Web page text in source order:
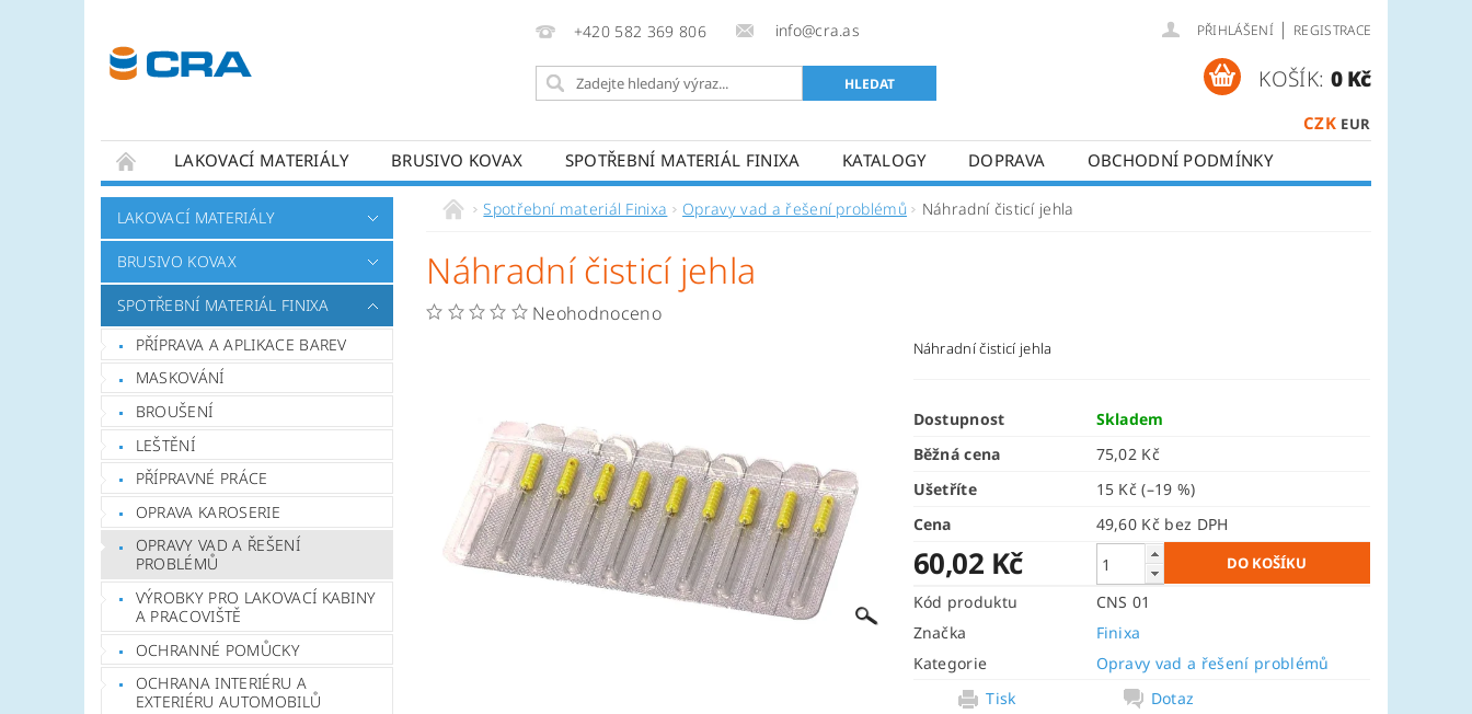
+420 582 369 806 info@cra.as PŘIHLÁŠENÍ | REGISTRACE
CZK EUR
KOŠÍK: 0 Kč
LAKOVACÍ MATERIÁLY BRUSIVO KOVAX SPOTŘEBNÍ MATERIÁL FINIXA KATALOGY DOPRAVA
OBCHODNÍ PODMÍNKY
KONTAKTY
LAKOVACÍ MATERIÁLY
BRUSIVO KOVAX
SPOTŘEBNÍ MATERIÁL FINIXA
PŘÍPRAVA A APLIKACE BAREV
MASKOVÁNÍ
BROUŠENÍ
LEŠTĚNÍ
PŘÍPRAVNÉ PRÁCE
OPRAVA KAROSERIE
OPRAVY VAD A ŘEŠENÍ
PROBLÉMŮ
VÝROBKY PRO LAKOVACÍ KABINY
A PRACOVIŠTĚ
OCHRANNÉ POMŮCKY
OCHRANA INTERIÉRU A
EXTERIÉRU AUTOMOBILŮ
Spotřební materiál Finixa Opravy vad a řešení problémů Náhradní čisticí jehla
Náhradní čisticí jehla
Neohodnoceno
Náhradní čisticí jehla
Dostupnost
Skladem
Běžná cena
75,02 Kč
Ušetříte
15 Kč(–19 %)
Cena
49,60 Kč bez DPH
60,02 Kč
Kód produktu
CNS 01
Značka
Finixa
Kategorie
Opravy vad a řešení problémů
Tisk
Dotaz